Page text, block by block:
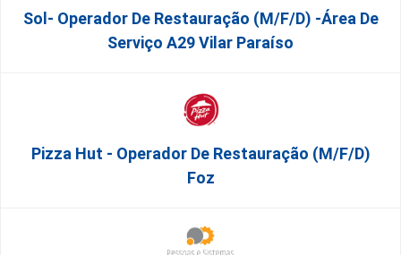
Sol- Operador De Restauração (m/f/d) -Área De
Serviço A29 Vilar Paraíso
Pizza Hut - Operador De Restauração (m/f/d)
Foz